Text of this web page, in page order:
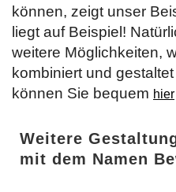
können, zeigt unser
liegt auf Beispiel!
weitere Möglichkeiten,
kombiniert und
können Sie bequem hier
Weitere
mit dem Namen